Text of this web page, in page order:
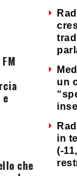
che
un
in
(-